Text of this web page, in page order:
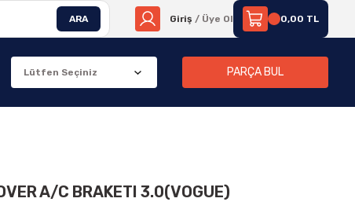
ARA Giriş / Üye Ol 0,00 TL
PARÇA BUL
A/C BRAKETI 3.0(VOGUE)